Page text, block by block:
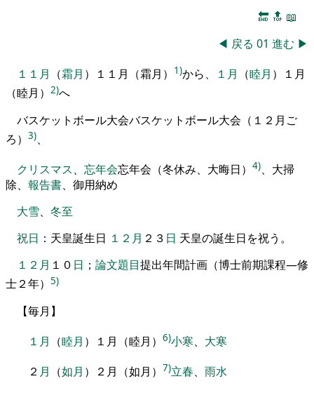
🔚 🔝 📖
◀ 戻る 01 進む ▶
１１月 （霜月 ） １１月（霜月） 1)から、 １月 （睦月 ）
１月
（睦月）
2)へ
バスケッ トボール大会バスケットボール大会（１２月ご
ろ） 3)、
クリスマス、 忘年会忘年会（冬休み、大晦日） 4)、 大掃
除、 報告書、 御用納め
大雪、 冬至
祝日 ： 天皇誕生日 １２月 ２３ 日 天皇の誕生日を祝う 。
１２月 １０ 日 ； 論文題目提出年間計画（博士前期課程―修
士２年） 5)
【毎月 】
１月 （睦月 ） １月（睦月） 6)小寒、 大寒
２ 月 （如月 ） ２月（如月） 7)立春、 雨水